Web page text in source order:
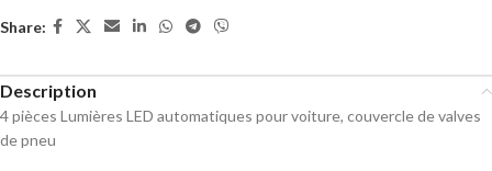
Share:
Description
4 pièces Lumières LED automatiques pour voiture, couvercle de valves
de pneu